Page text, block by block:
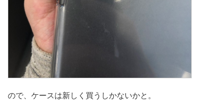
ので、ケースは新しく買うしかないかと。